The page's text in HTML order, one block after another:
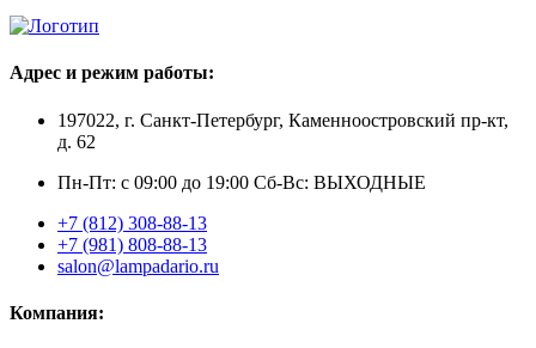
Адрес и режим работы:
197022, г. Санкт-Петербург, Каменноостровский пр-кт,
д. 62
Пн-Пт: с 09:00 до 19:00 Сб-Вс: ВЫХОДНЫЕ
+7 (812) 308-88-13
+7 (981) 808-88-13
salon@lampadario.ru
Компания: